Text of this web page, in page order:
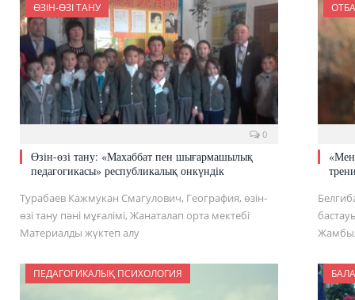
ӨЗІН-ӨЗІ ТАНУ
0
Өзін-өзі тану: «Махаббат пен шығармашылық
педагогикасы» республикалық онкүндік
Турабаев Кажмукан Смагулович, География, өзін-
өзі тану пәні мұғалімі, Жанаталап орта мектебі
Материалды жүктеп алу
ПЕДАГОГИКАЛЫҚ ПСИХОЛОГИЯ